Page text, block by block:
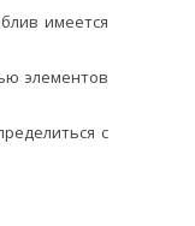
имеется
элементов
с